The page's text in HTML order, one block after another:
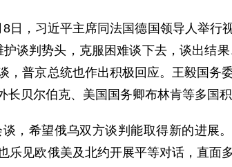
，习近平主席同法国德国领导人举行
谈判势头，克服困难谈下去，谈出结果
，普京总统也作出积极回应。王毅国务
贝尔伯克、美国国务卿布林肯等多国积
，希望俄乌双方谈判能取得新的进展
见欧俄美及北约开展平等对话，直面